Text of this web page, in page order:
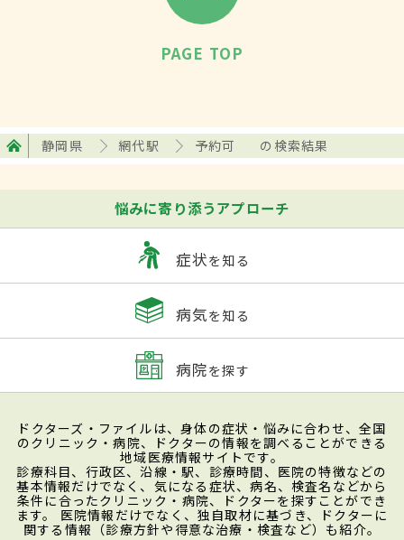
PAGE TOP
静岡県 網代駅 予約可 の検索結果
悩みに寄り添うアプローチ
症状を知る
病気を知る
病院を探す
ドクターズ・ファイルは、身体の症状・悩みに合わせ、全国
のクリニック・病院、ドクターの情報を調べることができる
地域医療情報サイトです。
診療科目、行政区、沿線・駅、診療時間、医院の特徴などの
基本情報だけでなく、気になる症状、病名、検査名などから
条件に合ったクリニック・病院、ドクターを探すことができ
ます。 医院情報だけでなく、独自取材に基づき、ドクターに
関する情報（診療方針や得意な治療・検査など）も紹介。